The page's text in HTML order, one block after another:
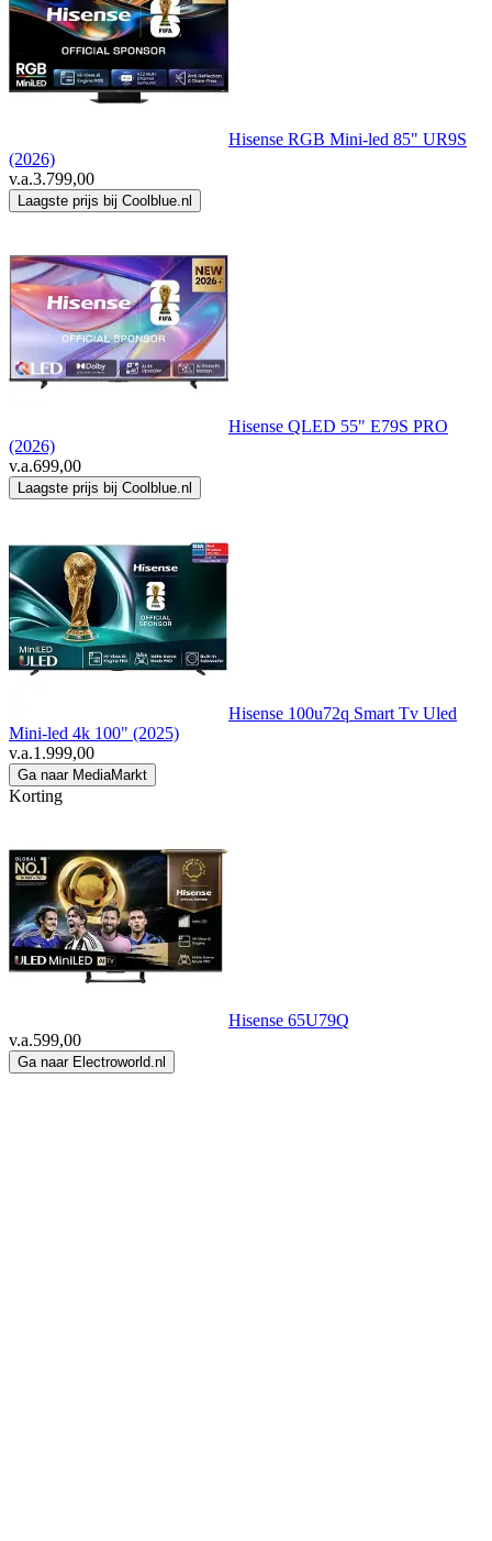
Hisense RGB Mini-led 85" UR9S
(2026)
v.a.3.799,00
Laagste prijs bij Coolblue.nl
Hisense QLED 55" E79S PRO
(2026)
v.a.699,00
Laagste prijs bij Coolblue.nl
Hisense 100u72q Smart Tv Uled
Mini-led 4k 100" (2025)
v.a.1.999,00
Ga naar MediaMarkt
Korting
Hisense 65U79Q
v.a.599,00
Ga naar Electroworld.nl